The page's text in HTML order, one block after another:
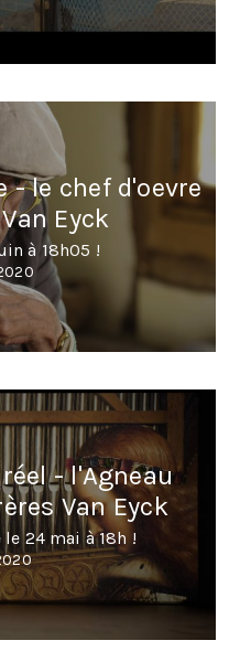
- le chef d'oevre
Eyck
à 18h05 !
- l'Agneau
Van Eyck
24 mai à 18h !